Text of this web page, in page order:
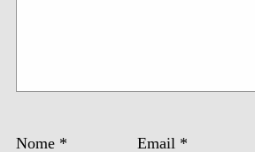
Nome * Email *